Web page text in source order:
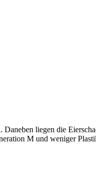
liegen die
M und weniger